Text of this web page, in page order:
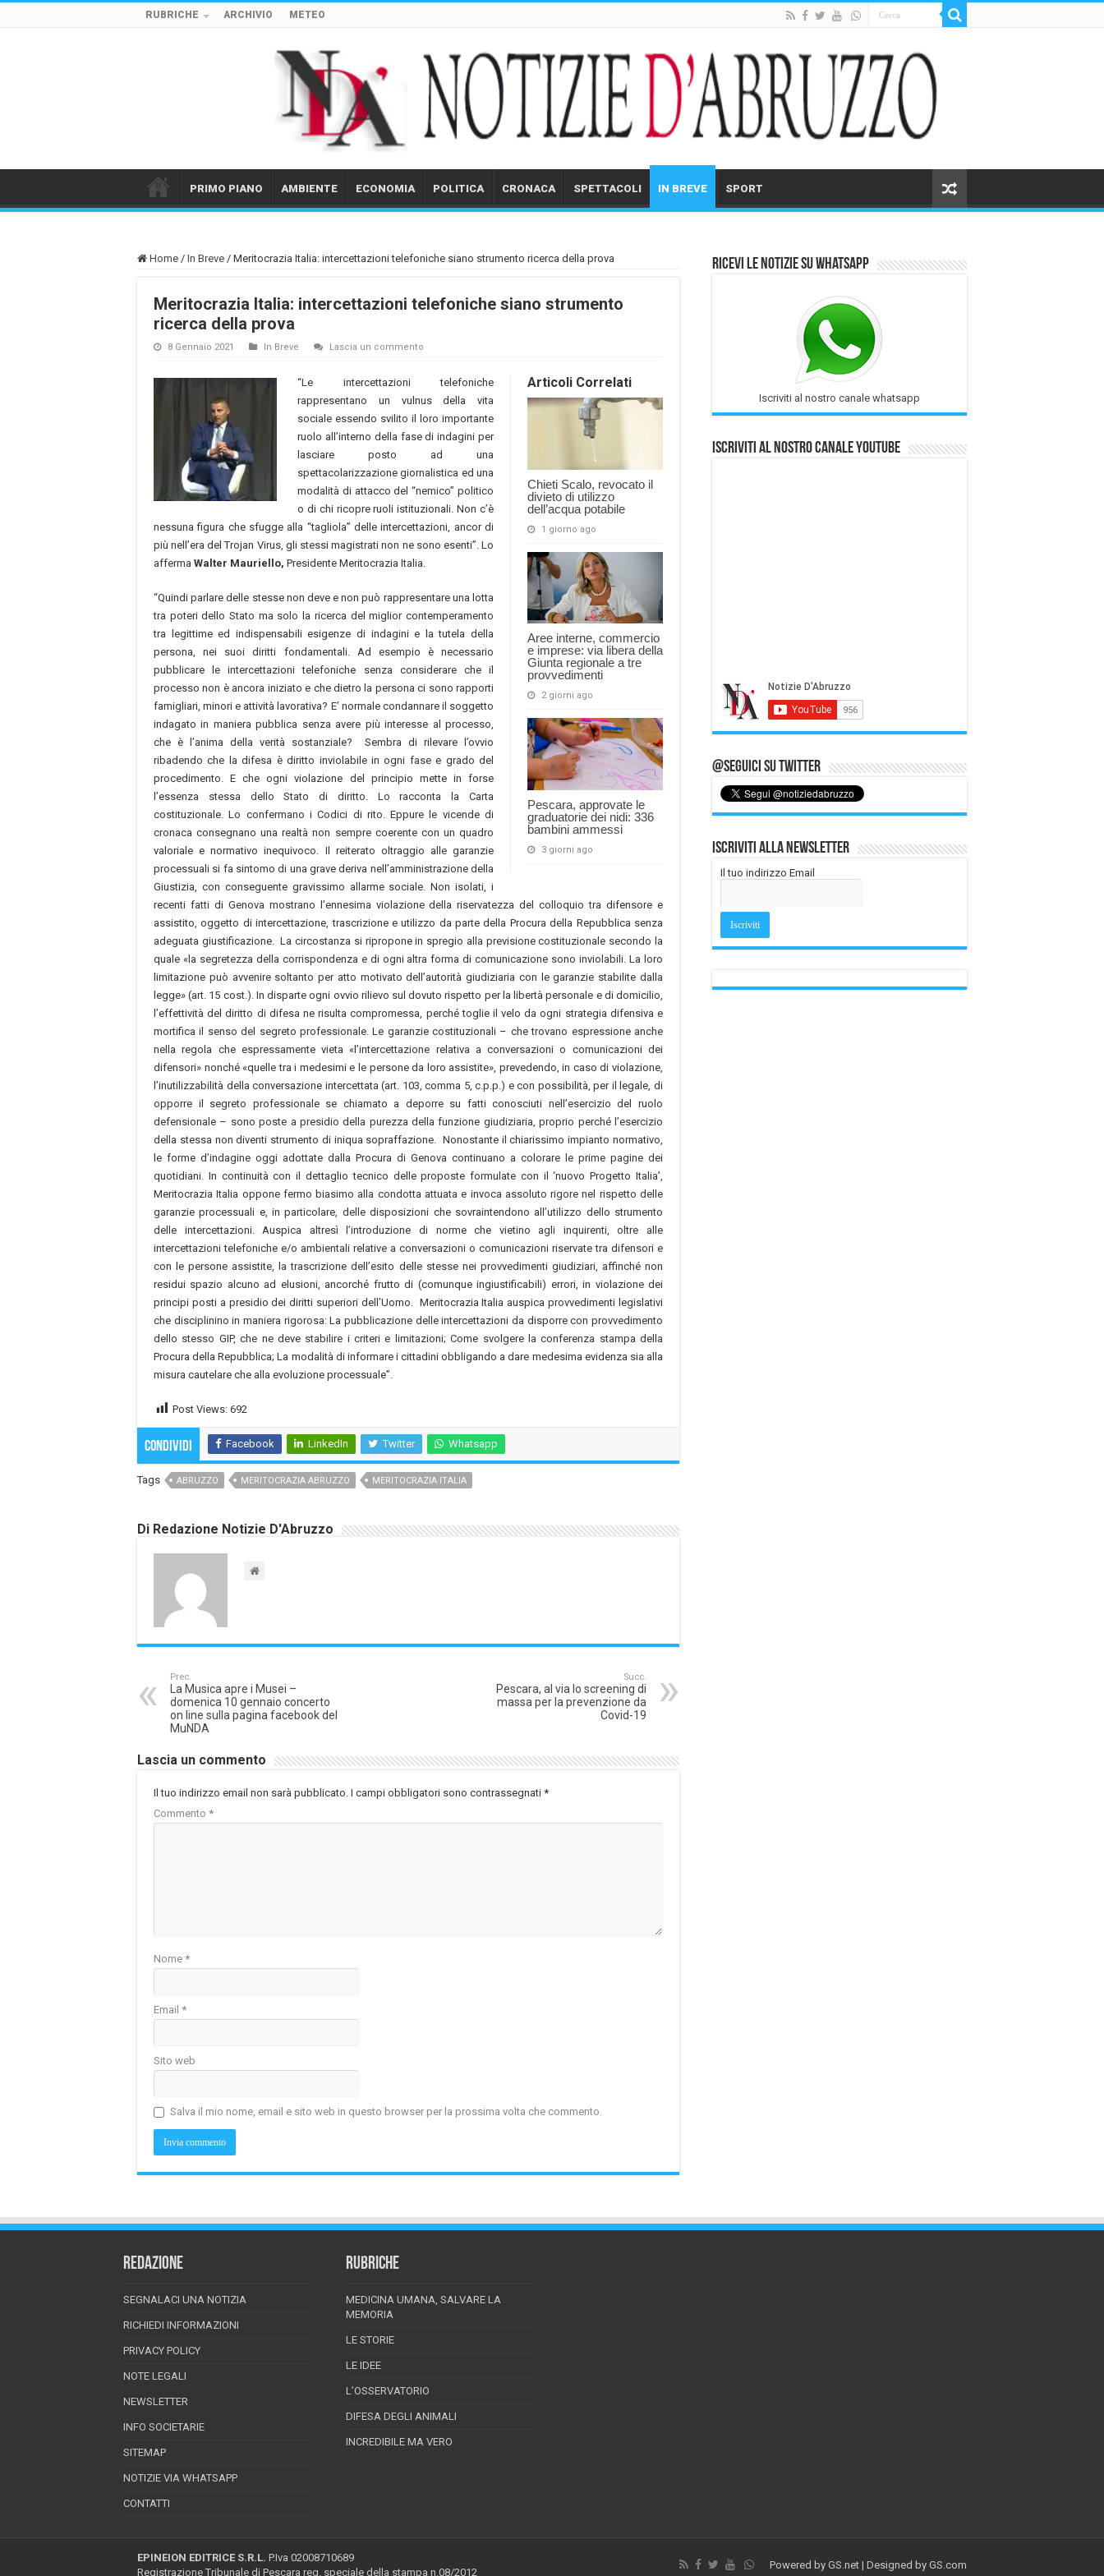
RUBRICHE ARCHIVIO METEO
PRIMO PIANO AMBIENTE ECONOMIA POLITICA CRONACA SPETTACOLI IN BREVE SPORT
Home / In Breve / Meritocrazia Italia: intercettazioni telefoniche siano strumento ricerca della prova
Meritocrazia Italia: intercettazioni telefoniche siano strumento
ricerca della prova
8 Gennaio 2021 In Breve Lascia un commento
Articoli Correlati
Chieti Scalo, revocato il
divieto di utilizzo
dell’acqua potabile
1 giorno ago
Aree interne, commercio
e imprese: via libera della
Giunta regionale a tre
provvedimenti
2 giorni ago
Pescara, approvate le
graduatorie dei nidi: 336
bambini ammessi
3 giorni ago
“Le intercettazioni telefoniche
rappresentano un vulnus della vita
sociale essendo svilito il loro importante
ruolo all’interno della fase di indagini per
lasciare posto ad una
spettacolarizzazione giornalistica ed una
modalità di attacco del “nemico” politico
o di chi ricopre ruoli istituzionali. Non c’è
nessuna figura che sfugge alla “tagliola” delle intercettazioni, ancor di
più nell’era del Trojan Virus, gli stessi magistrati non ne sono esenti”. Lo
afferma Walter Mauriello, Presidente Meritocrazia Italia.
“Quindi parlare delle stesse non deve e non può rappresentare una lotta
tra poteri dello Stato ma solo la ricerca del miglior contemperamento
tra legittime ed indispensabili esigenze di indagini e la tutela della
persona, nei suoi diritti fondamentali. Ad esempio è necessario
pubblicare le intercettazioni telefoniche senza considerare che il
processo non è ancora iniziato e che dietro la persona ci sono rapporti
famigliari, minori e attività lavorativa? E’ normale condannare il soggetto
indagato in maniera pubblica senza avere più interesse al processo,
che è l’anima della verità sostanziale? Sembra di rilevare l’ovvio
ribadendo che la difesa è diritto inviolabile in ogni fase e grado del
procedimento. E che ogni violazione del principio mette in forse
l’essenza stessa dello Stato di diritto. Lo racconta la Carta
costituzionale. Lo confermano i Codici di rito. Eppure le vicende di
cronaca consegnano una realtà non sempre coerente con un quadro
valoriale e normativo inequivoco. Il reiterato oltraggio alle garanzie
processuali si fa sintomo di una grave deriva nell’amministrazione della
Giustizia, con conseguente gravissimo allarme sociale. Non isolati, i
recenti fatti di Genova mostrano l’ennesima violazione della riservatezza del colloquio tra difensore e
assistito, oggetto di intercettazione, trascrizione e utilizzo da parte della Procura della Repubblica senza
adeguata giustificazione. La circostanza si ripropone in spregio alla previsione costituzionale secondo la
quale «la segretezza della corrispondenza e di ogni altra forma di comunicazione sono inviolabili. La loro
limitazione può avvenire soltanto per atto motivato dell’autorità giudiziaria con le garanzie stabilite dalla
legge» (art. 15 cost.). In disparte ogni ovvio rilievo sul dovuto rispetto per la libertà personale e di domicilio,
l’effettività del diritto di difesa ne risulta compromessa, perché toglie il velo da ogni strategia difensiva e
mortifica il senso del segreto professionale. Le garanzie costituzionali – che trovano espressione anche
nella regola che espressamente vieta «l’intercettazione relativa a conversazioni o comunicazioni dei
difensori» nonché «quelle tra i medesimi e le persone da loro assistite», prevedendo, in caso di violazione,
l’inutilizzabilità della conversazione intercettata (art. 103, comma 5, c.p.p.) e con possibilità, per il legale, di
opporre il segreto professionale se chiamato a deporre su fatti conosciuti nell’esercizio del ruolo
defensionale – sono poste a presidio della purezza della funzione giudiziaria, proprio perché l’esercizio
della stessa non diventi strumento di iniqua sopraffazione. Nonostante il chiarissimo impianto normativo,
le forme d’indagine oggi adottate dalla Procura di Genova continuano a colorare le prime pagine dei
quotidiani. In continuità con il dettaglio tecnico delle proposte formulate con il ‘nuovo Progetto Italia’,
Meritocrazia Italia oppone fermo biasimo alla condotta attuata e invoca assoluto rigore nel rispetto delle
garanzie processuali e, in particolare, delle disposizioni che sovraintendono all’utilizzo dello strumento
delle intercettazioni. Auspica altresì l’introduzione di norme che vietino agli inquirenti, oltre alle
intercettazioni telefoniche e/o ambientali relative a conversazioni o comunicazioni riservate tra difensori e
con le persone assistite, la trascrizione dell’esito delle stesse nei provvedimenti giudiziari, affinché non
residui spazio alcuno ad elusioni, ancorché frutto di (comunque ingiustificabili) errori, in violazione dei
principi posti a presidio dei diritti superiori dell’Uomo. Meritocrazia Italia auspica provvedimenti legislativi
che disciplinino in maniera rigorosa: La pubblicazione delle intercettazioni da disporre con provvedimento
dello stesso GIP, che ne deve stabilire i criteri e limitazioni; Come svolgere la conferenza stampa della
Procura della Repubblica; La modalità di informare i cittadini obbligando a dare medesima evidenza sia alla
misura cautelare che alla evoluzione processuale”.
Post Views: 692
Condividi Facebook LinkedIn Twitter Whatsapp
Tags ABRUZZO MERITOCRAZIA ABRUZZO MERITOCRAZIA ITALIA
Di Redazione Notizie D'Abruzzo
Prec.
La Musica apre i Musei –
domenica 10 gennaio concerto
on line sulla pagina facebook del
MuNDA
Succ.
Pescara, al via lo screening di
massa per la prevenzione da
Covid-19
Lascia un commento
Il tuo indirizzo email non sarà pubblicato. I campi obbligatori sono contrassegnati *
Commento *
Nome *
Email *
Sito web
Salva il mio nome, email e sito web in questo browser per la prossima volta che commento.
Ricevi le notizie su Whatsapp
Iscriviti al nostro canale whatsapp
Iscriviti al nostro Canale Youtube
@Seguici su Twitter
Iscriviti alla Newsletter
Il tuo indirizzo Email
REDAZIONE
SEGNALACI UNA NOTIZIA
RICHIEDI INFORMAZIONI
PRIVACY POLICY
NOTE LEGALI
NEWSLETTER
INFO SOCIETARIE
SITEMAP
NOTIZIE VIA WHATSAPP
CONTATTI
RUBRICHE
MEDICINA UMANA, SALVARE LA
MEMORIA
LE STORIE
LE IDEE
L’OSSERVATORIO
DIFESA DEGLI ANIMALI
INCREDIBILE MA VERO
Powered by GS.net | Designed by GS.com
EPINEION EDITRICE S.R.L. P.Iva 02008710689
Registrazione Tribunale di Pescara reg. speciale della stampa n.08/2012